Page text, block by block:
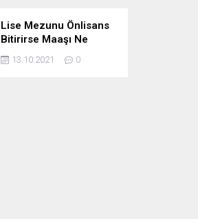
Lise Mezunu Önlisans
Bitirirse Maaşı Ne
Kadar Artar
13.10.2021 0